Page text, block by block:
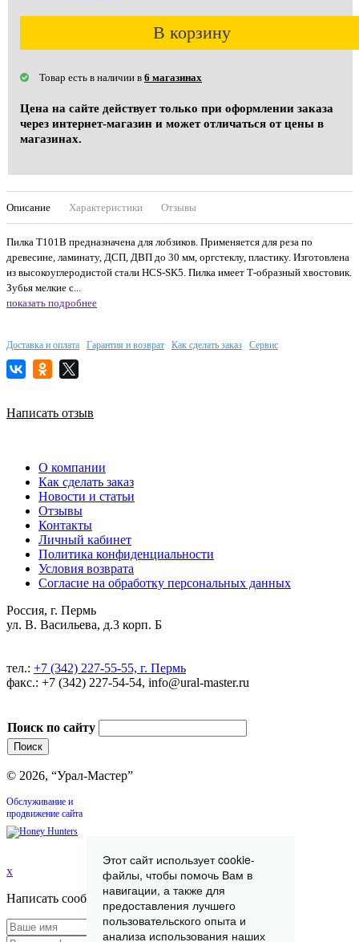
В корзину
Товар есть в наличии в 6 магазинах
Цена на сайте действует только при оформлении заказа
через интернет-магазин и может отличаться от цены в
магазинах.
Описание Характеристики Отзывы
Пилка T101B предназначена для лобзиков. Применяется для реза по
древесине, ламинату, ДСП, ДВП до 30 мм, оргстеклу, пластику. Изготовлена
из высокоуглеродистой стали HCS-SK5. Пилка имеет Т-образный хвостовик.
Зубья мелкие с...
показать подробнее
Доставка и оплата Гарантия и возврат Как сделать заказ Сервис
Написать отзыв
О компании
Как сделать заказ
Новости и статьи
Отзывы
Контакты
Личный кабинет
Политика конфиденциальности
Условия возврата
Согласие на обработку персональных данных
Россия, г. Пермь
ул. В. Васильева, д.3 корп. Б
тел.: +7 (342) 227-55-55, г. Пермь
факс.: +7 (342) 227-54-54, info@ural-master.ru
Поиск по сайту
© 2026, “Урал-Мастер”
Обслуживание и
продвижение сайта
x
Написать сообщение
Этот сайт использует cookie-
файлы, чтобы помочь Вам в
навигации, а также для
предоставления лучшего
пользовательского опыта и
анализа использования наших